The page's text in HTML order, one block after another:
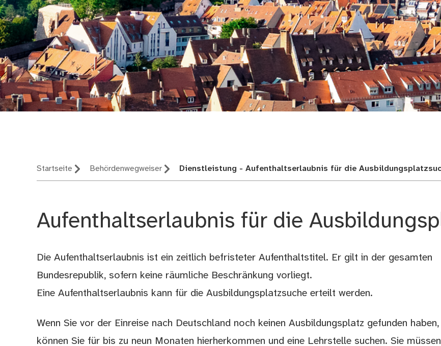
Startseite Behördenwegweiser Dienstleistung - Aufenthaltserlaubnis für die
Aufenthaltserlaubnis für die
Beschreibung
Die Aufenthaltserlaubnis ist ein zeitlich befristeter Aufenthaltstitel. Er gilt in der gesamten
Bundesrepublik, sofern keine räumliche Beschränkung vorliegt.
Eine Aufenthaltserlaubnis kann für die Ausbildungsplatzsuche erteilt werden.
Wenn Sie vor der Einreise nach Deutschland noch keinen Ausbildungsplatz gefunden haben,
können Sie für bis zu neun Monaten hierherkommen und eine Lehrstelle suchen. Sie müssen